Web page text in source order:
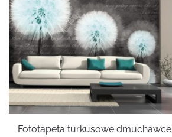
Fototapeta turkusowe dmuchawce